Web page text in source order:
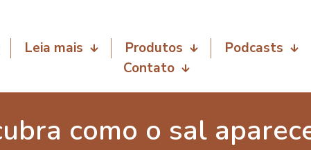
Leia mais Produtos
Podcasts
Contato
como o sal